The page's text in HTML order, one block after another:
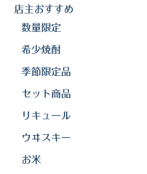
店主おすすめ
数量限定
希少焼酎
季節限定品
セット商品
リキュール
ウヰスキー
お米